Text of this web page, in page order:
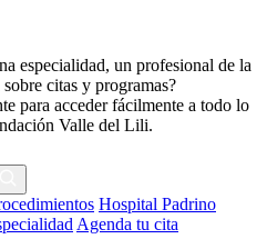
especialidad, un profesional de la
citas y programas?
para acceder fácilmente a todo lo
Valle del Lili.
Hospital Padrino
Agenda tu cita